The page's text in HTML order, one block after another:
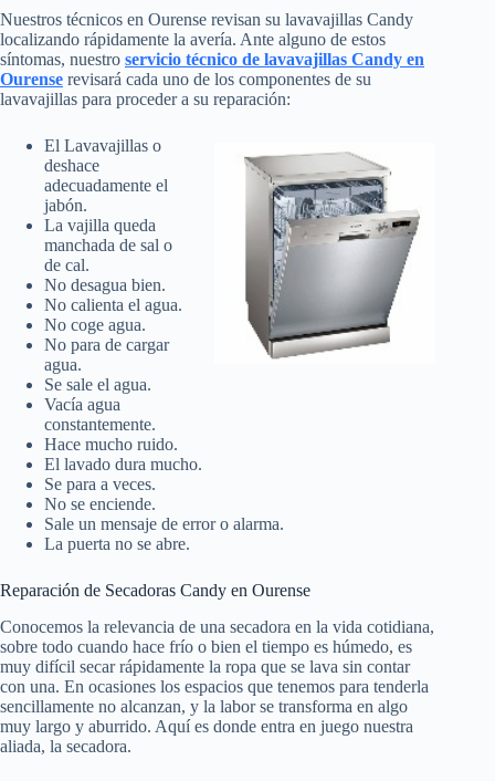
Nuestros técnicos en Ourense revisan su lavavajillas Candy
localizando rápidamente la avería. Ante alguno de estos
síntomas, nuestro servicio técnico de lavavajillas Candy en
Ourense revisará cada uno de los componentes de su
lavavajillas para proceder a su reparación:
El Lavavajillas o
deshace
adecuadamente el
jabón.
La vajilla queda
manchada de sal o
de cal.
No desagua bien.
No calienta el agua.
No coge agua.
No para de cargar
agua.
Se sale el agua.
Vacía agua
constantemente.
Hace mucho ruido.
El lavado dura mucho.
Se para a veces.
No se enciende.
Sale un mensaje de error o alarma.
La puerta no se abre.
Reparación de Secadoras Candy en Ourense
Conocemos la relevancia de una secadora en la vida cotidiana,
sobre todo cuando hace frío o bien el tiempo es húmedo, es
muy difícil secar rápidamente la ropa que se lava sin contar
con una. En ocasiones los espacios que tenemos para tenderla
sencillamente no alcanzan, y la labor se transforma en algo
muy largo y aburrido. Aquí es donde entra en juego nuestra
aliada, la secadora.